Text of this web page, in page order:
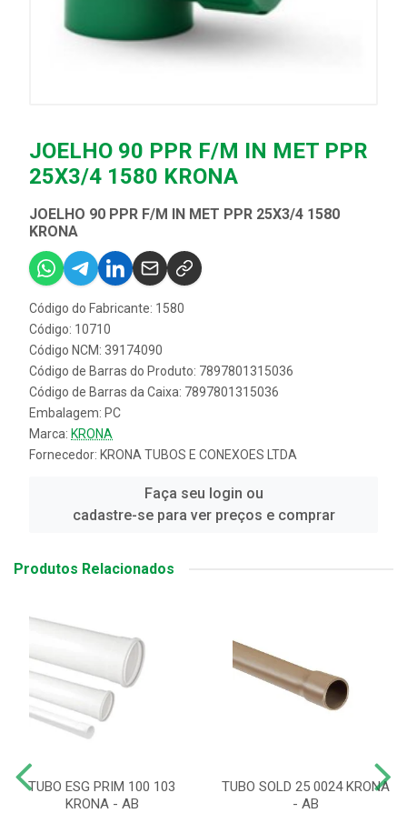
JOELHO 90 PPR F/M IN MET PPR
25X3/4 1580 KRONA
JOELHO 90 PPR F/M IN MET PPR 25X3/4 1580
KRONA
Código do Fabricante: 1580
Código: 10710
Código NCM: 39174090
Código de Barras do Produto: 7897801315036
Código de Barras da Caixa: 7897801315036
Embalagem: PC
Marca: KRONA
Fornecedor: KRONA TUBOS E CONEXOES LTDA
Faça seu login ou
cadastre-se para ver preços e comprar
Produtos Relacionados
TUBO ESG PRIM 100 103
KRONA - AB
TUBO SOLD 25 0024 KRONA
- AB